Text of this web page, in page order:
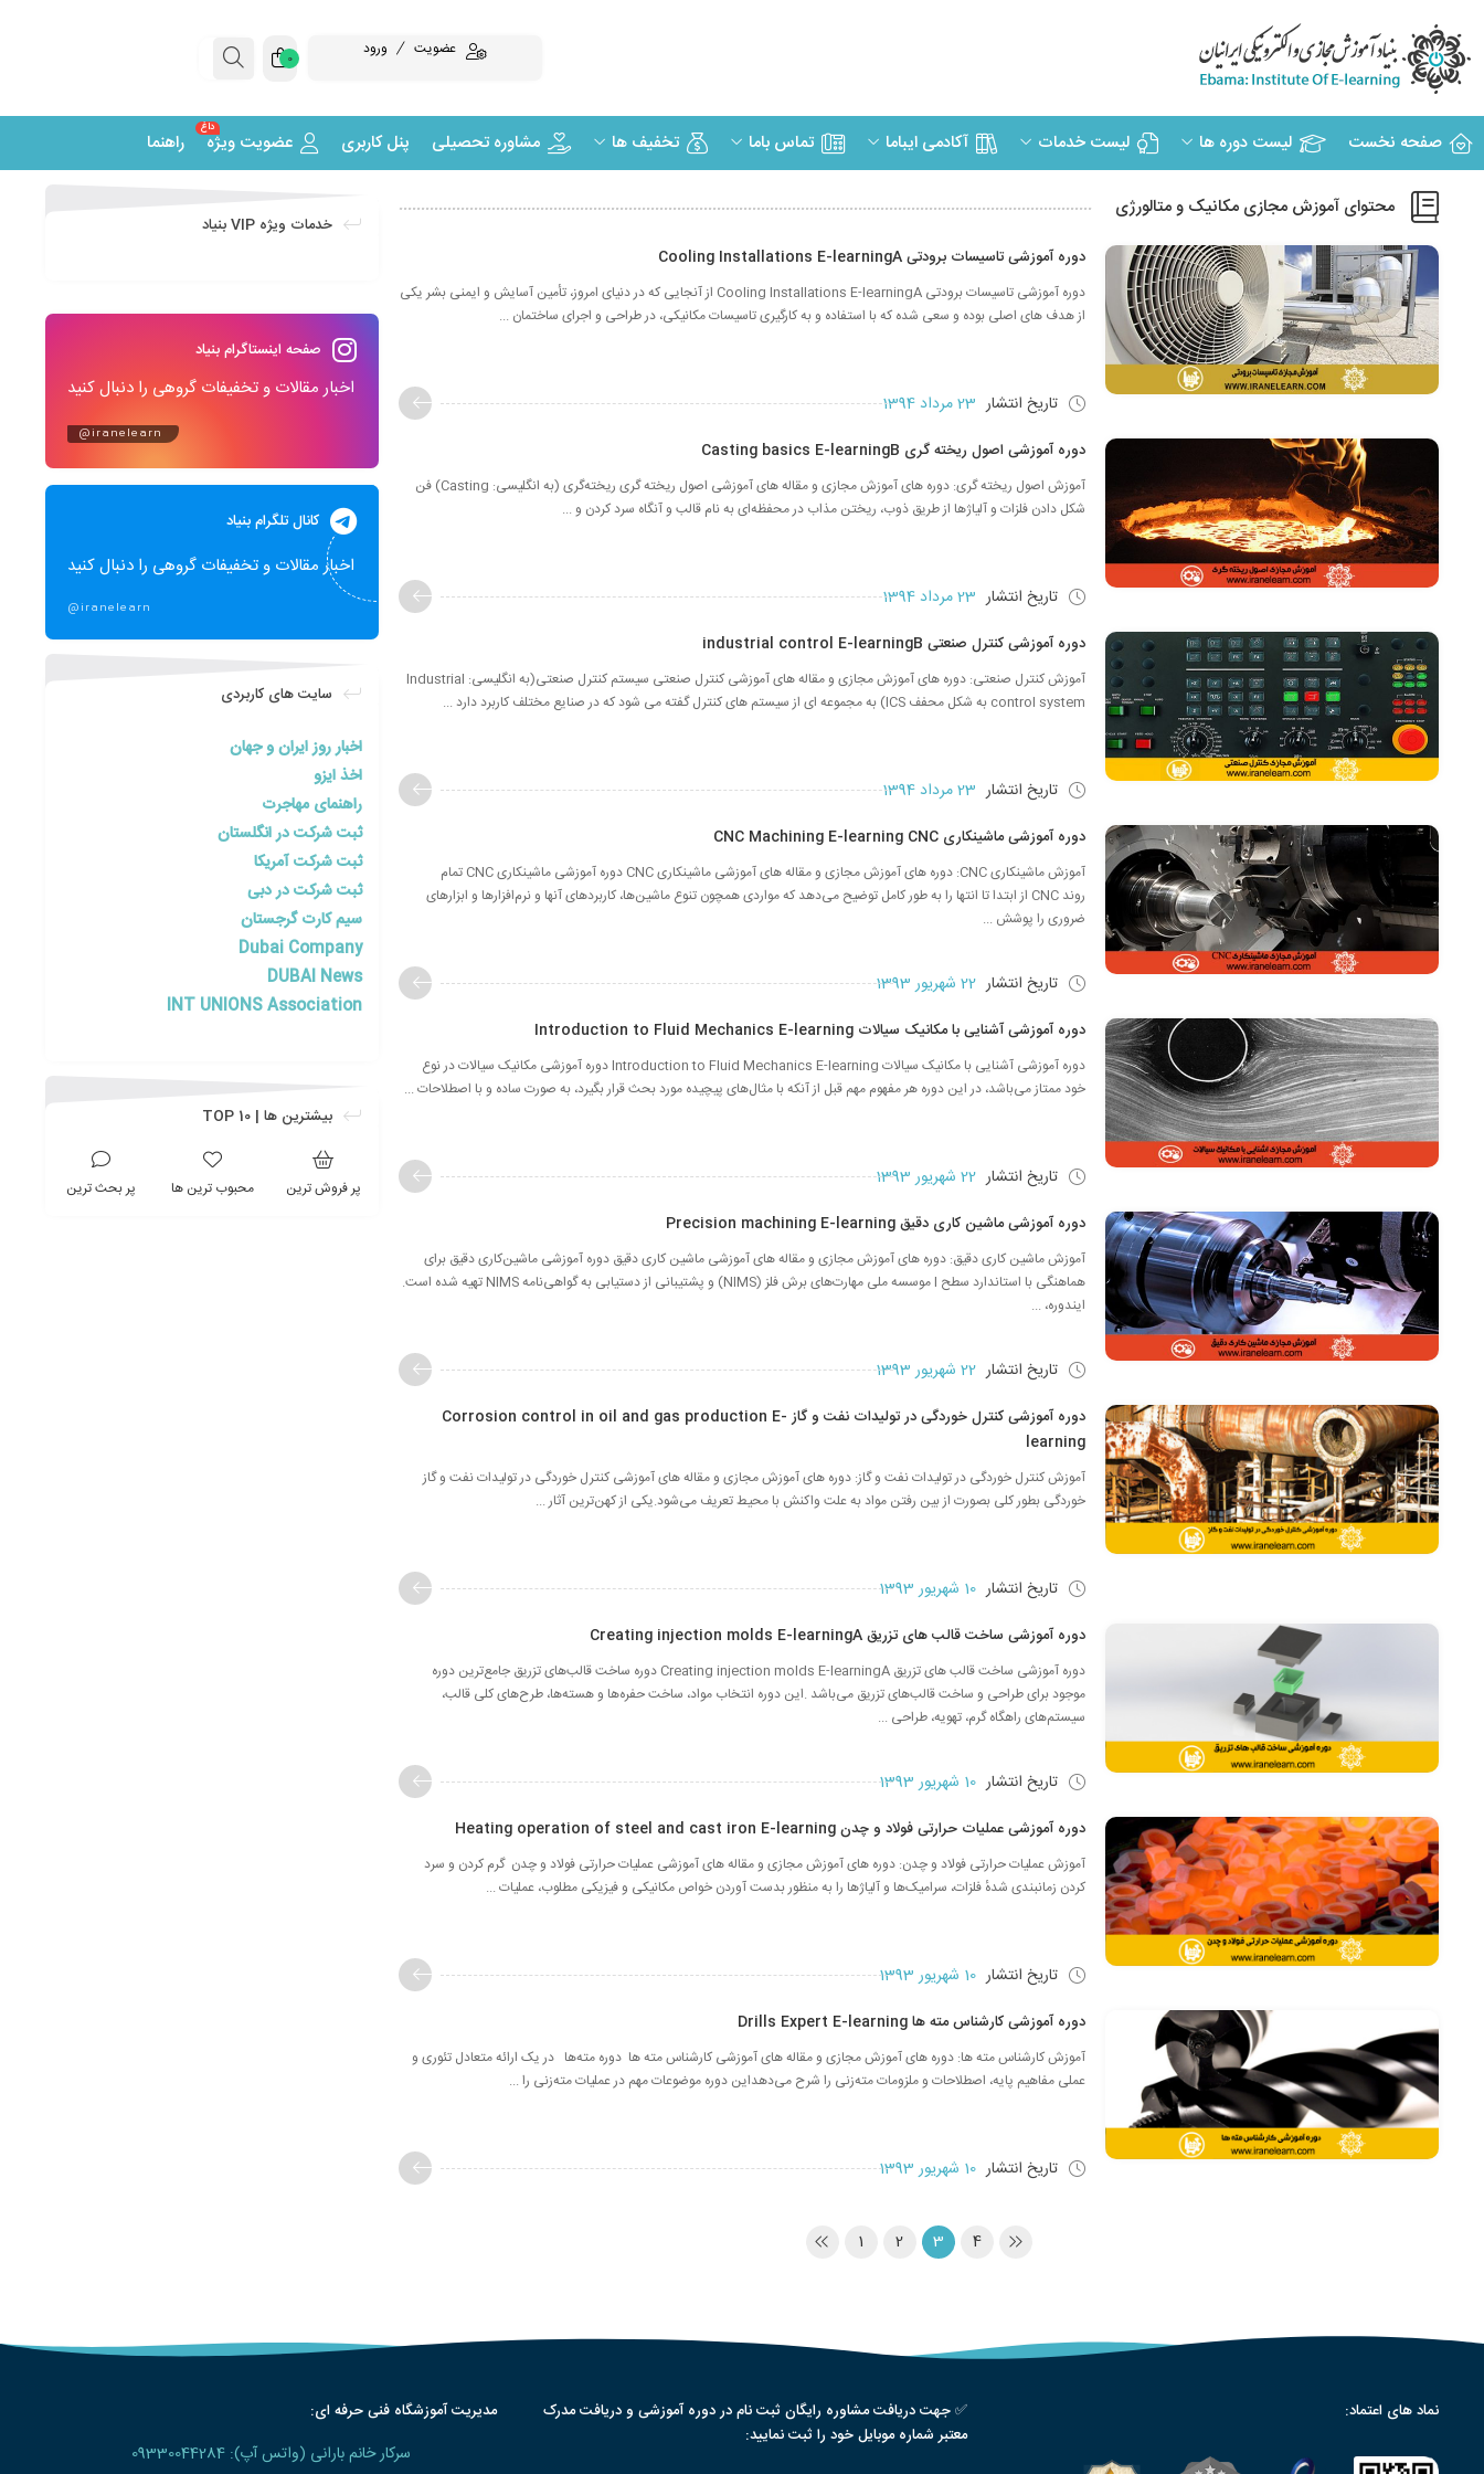
عضویت ورود 0
صفحه نخست لیست دوره ها لیست خدمات آکادمی ایباما تماس باما تخفیف ها مشاوره تحصیلی پنل کاربری عضویت ویژه
داغ
راهنما
محتوای آموزش مجازی مکانیک و متالورژی
دوره آموزشی تاسیسات برودتی Cooling Installations E-learningA
دوره آموزشی تاسیسات برودتی Cooling Installations E-learningA از آنجایی که در دنیای امروز، تأمین آسایش و ایمنی بشر یکی
از هدف های اصلی بوده و سعی شده که با استفاده و به کارگیری تاسیسات مکانیکی، در طراحی و اجرای ساختمان ...
تاریخ انتشار 23 مرداد 1394
دوره آموزشی اصول ریخته گری Casting basics E-learningB
آموزش اصول ریخته گری: دوره های آموزش مجازی و مقاله های آموزشی اصول ریخته گری ریخته‌گری (به انگلیسی: Casting) فن
شکل دادن فلزات و آلیاژها از طریق ذوب، ریختن مذاب در محفظه‌ای به نام قالب و آنگاه سرد کردن و ...
تاریخ انتشار 23 مرداد 1394
دوره آموزشی کنترل صنعتی industrial control E-learningB
آموزش کنترل صنعتی: دوره های آموزش مجازی و مقاله های آموزشی کنترل صنعتی سیستم کنترل صنعتی(به انگلیسی: Industrial
control system به شکل محفف ICS) به مجموعه ای از سیستم های کنترل گفته می شود که در صنایع مختلف کاربرد دارد ...
تاریخ انتشار 23 مرداد 1394
دوره آموزشی ماشینکاری CNC Machining E-learning CNC
آموزش ماشینکاری CNC: دوره های آموزش مجازی و مقاله های آموزشی ماشینکاری CNC دوره آموزشی ماشینکاری CNC تمام
روند CNC از ابتدا تا انتها را به طور کامل توضیح می‌دهد که مواردی همچون تنوع ماشین‌ها، کاربردهای آنها و نرم‌افزارها و ابزارهای
ضروری را پوشش ...
تاریخ انتشار 22 شهریور 1393
دوره آموزشی آشنایی با مکانیک سیالات Introduction to Fluid Mechanics E-learning
دوره آموزشی آشنایی با مکانیک سیالات Introduction to Fluid Mechanics E-learning دوره آموزشی مکانیک سیالات در نوع
خود ممتاز می‌باشد،‌ در این دوره هر مفهوم مهم قبل از آنکه با مثال‌های پیچیده مورد بحث قرار بگیرد، به صورت ساده و با اصطلاحات ...
تاریخ انتشار 22 شهریور 1393
دوره آموزشی ماشین کاری دقیق Precision machining E-learning
آموزش ماشین کاری دقیق: دوره های آموزش مجازی و مقاله های آموزشی ماشین کاری دقیق دوره آموزشی ماشین‌کاری دقیق برای
هماهنگی با استاندارد سطح I موسسه ملی مهارت‌های برش فلز (NIMS) و پشتیبانی از دستیابی به گواهی‌نامه NIMS تهیه شده است.
ایندوره، ...
تاریخ انتشار 22 شهریور 1393
دوره آموزشی کنترل خوردگی در تولیدات نفت و گاز Corrosion control in oil and gas production E-
learning
آموزش کنترل خوردگی در تولیدات نفت و گاز: دوره های آموزش مجازی و مقاله های آموزشی کنترل خوردگی در تولیدات نفت و گاز
خوردگی بطور کلی بصورت از بین رفتن مواد به علت واکنش با محیط تعریف می‌شود.یکی از کهن‌ترین آثار ...
تاریخ انتشار 10 شهریور 1393
دوره آموزشی ساخت قالب های تزریق Creating injection molds E-learningA
دوره آموزشی ساخت قالب های تزریق Creating injection molds E-learningA دوره ساخت قالب‌های تزریق جامع‌ترین دوره
موجود برای طراحی و ساخت قالب‌های تزریق می‌باشد .این دوره انتخاب مواد، ساخت حفره‌ها و هسته‌ها، طرح‌‌های کلی قالب،
سیستم‌های راهگاه گرم، تهویه، طراحی ...
تاریخ انتشار 10 شهریور 1393
دوره آموزشی عملیات حرارتی فولاد و چدن Heating operation of steel and cast iron E-learning
آموزش عملیات حرارتی فولاد و چدن: دوره های آموزش مجازی و مقاله های آموزشی عملیات حرارتی فولاد و چدن گرم کردن و سرد
کردن زمانبندی شدهٔ فلزات، سرامیک‌ها و آلیاژها را به منظور بدست آوردن خواص مکانیکی و فیزیکی مطلوب، عملیات ...
تاریخ انتشار 10 شهریور 1393
دوره آموزشی کارشناس مته ها Drills Expert E-learning
آموزش کارشناس مته ها: دوره های آموزش مجازی و مقاله های آموزشی کارشناس مته ها دوره مته‌ها در یک ارائه متعادل تئوری و
عملی مفاهیم پایه، اصطلاحات و ملزومات مته‌زنی را شرح می‌دهداین دوره موضوعات مهم در عملیات مته‌زنی را ...
تاریخ انتشار 10 شهریور 1393
1 2 3 4
خدمات ویژه VIP بنیاد
صفحه اینستاگرام بنیاد
اخبار مقالات و تخفیفات گروهی را دنبال کنید
@iranelearn
کانال تلگرام بنیاد
اخبار مقالات و تخفیفات گروهی را دنبال کنید
@iranelearn
سایت های کاربردی
اخبار روز ایران و جهان
اخذ ایزو
راهنمای مهاجرت
ثبت شرکت در انگلستان
ثبت شرکت آمریکا
ثبت شرکت در دبی
سیم کارت گرجستان
Dubai Company
DUBAI News
INT UNIONS Association
بیشترین ها | TOP 10
پر فروش ترین محبوب ترین ها پر بحث ترین
نماد های اعتماد:
✅ جهت دریافت مشاوره رایگان ثبت نام در دوره آموزشی و دریافت مدرک
معتبر شماره موبایل خود را ثبت نمایید:
مدیریت آموزشگاه فنی حرفه ای:
سرکار خانم بارانی (واتس آپ): 09330044284